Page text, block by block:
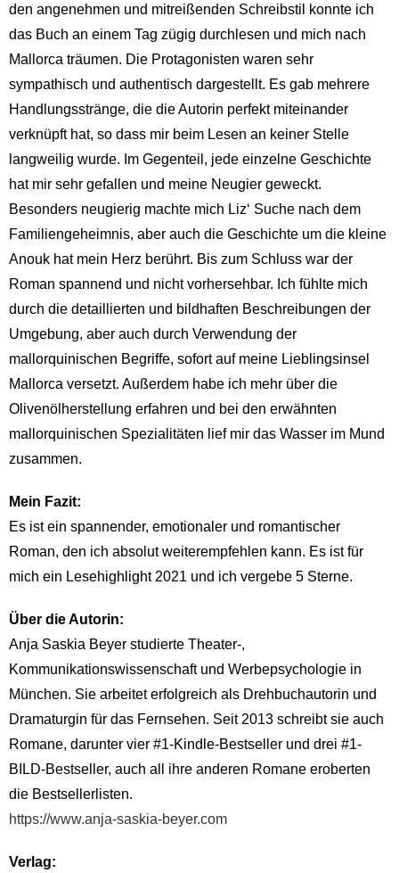
den angenehmen und mitreißenden Schreibstil konnte ich
das Buch an einem Tag zügig durchlesen und mich nach
Mallorca träumen. Die Protagonisten waren sehr
sympathisch und authentisch dargestellt. Es gab mehrere
Handlungsstränge, die die Autorin perfekt miteinander
verknüpft hat, so dass mir beim Lesen an keiner Stelle
langweilig wurde. Im Gegenteil, jede einzelne Geschichte
hat mir sehr gefallen und meine Neugier geweckt.
Besonders neugierig machte mich Liz‘ Suche nach dem
Familiengeheimnis, aber auch die Geschichte um die kleine
Anouk hat mein Herz berührt. Bis zum Schluss war der
Roman spannend und nicht vorhersehbar. Ich fühlte mich
durch die detaillierten und bildhaften Beschreibungen der
Umgebung, aber auch durch Verwendung der
mallorquinischen Begriffe, sofort auf meine Lieblingsinsel
Mallorca versetzt. Außerdem habe ich mehr über die
Olivenölherstellung erfahren und bei den erwähnten
mallorquinischen Spezialitäten lief mir das Wasser im Mund
zusammen.
Mein Fazit:
Es ist ein spannender, emotionaler und romantischer
Roman, den ich absolut weiterempfehlen kann. Es ist für
mich ein Lesehighlight 2021 und ich vergebe 5 Sterne.
Über die Autorin:
Anja Saskia Beyer studierte Theater-,
Kommunikationswissenschaft und Werbepsychologie in
München. Sie arbeitet erfolgreich als Drehbuchautorin und
Dramaturgin für das Fernsehen. Seit 2013 schreibt sie auch
Romane, darunter vier #1-Kindle-Bestseller und drei #1-
BILD-Bestseller, auch all ihre anderen Romane eroberten
die Bestsellerlisten.
https://www.anja-saskia-beyer.com
Verlag: